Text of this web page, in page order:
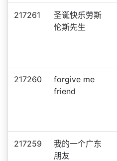
217261
圣诞快乐劳斯
伦斯先生
217260
forgive me
friend
217259
我的一个广东
朋友